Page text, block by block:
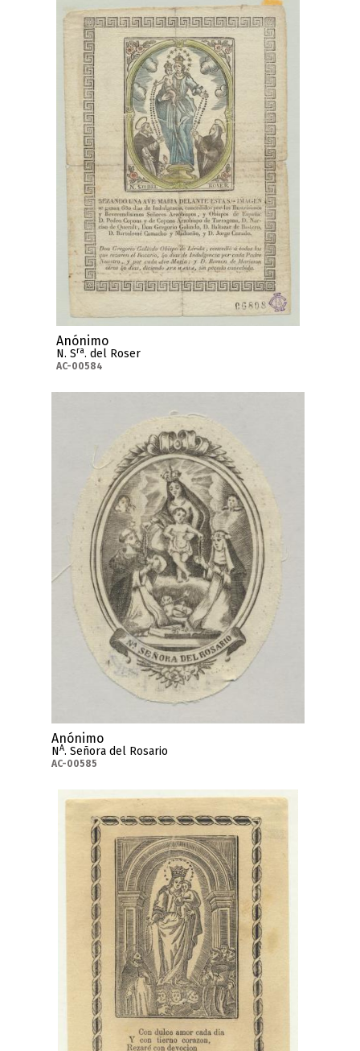
Anónimo
N. Sra. del Roser
AC-00584
Anónimo
NA. Señora del Rosario
AC-00585